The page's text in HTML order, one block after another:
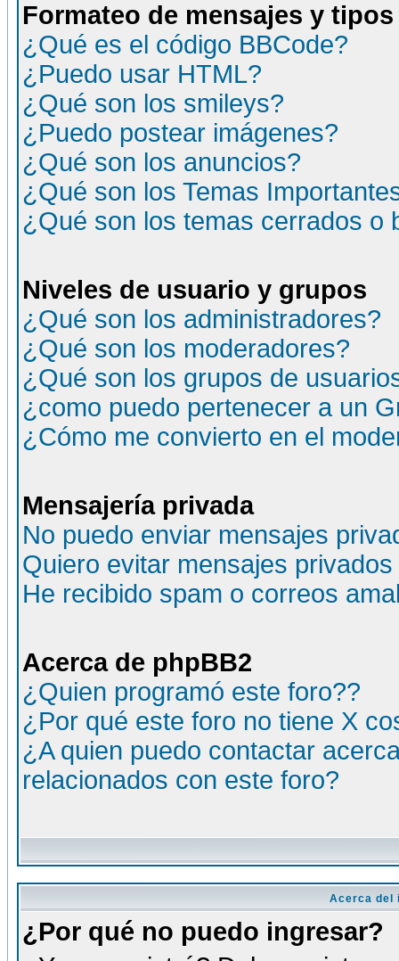
Formateo de mensajes y
¿Qué es el código BBCode?
¿Puedo usar HTML?
¿Qué son los smileys?
¿Puedo postear imágenes?
¿Qué son los anuncios?
¿Qué son los Temas
¿Qué son los temas cerrados o
Niveles de usuario y grupos
¿Qué son los administradores?
¿Qué son los moderadores?
¿Qué son los grupos de
¿como puedo pertenecer a un
¿Cómo me convierto en el
Mensajería privada
No puedo enviar mensajes
Quiero evitar mensajes
He recibido spam o correos
Acerca de phpBB2
¿Quien programó este foro??
¿Por qué este foro no tiene X
¿A quien puedo contactar
relacionados con este foro?
Acerca del
¿Por qué no puedo ingresar?